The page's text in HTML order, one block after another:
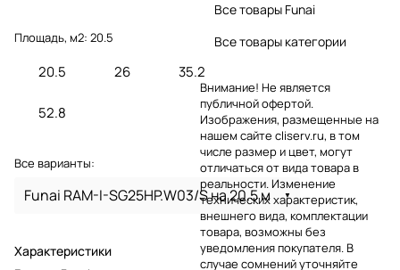
Площадь, м2: 20.5
20.5 26 35.2
52.8
Все варианты:
Funai RAM-I-SG25HP.W03/S на 20.5 м
Характеристики
Все товары Funai
Все товары категории
Внимание! Не является
публичной офертой.
Изображения, размещенные на
нашем сайте cliserv.ru, в том
числе размер и цвет, могут
отличаться от вида товара в
реальности. Изменение
технических характеристик,
внешнего вида, комплектации
товара, возможны без
уведомления покупателя. В
случае сомнений уточняйте